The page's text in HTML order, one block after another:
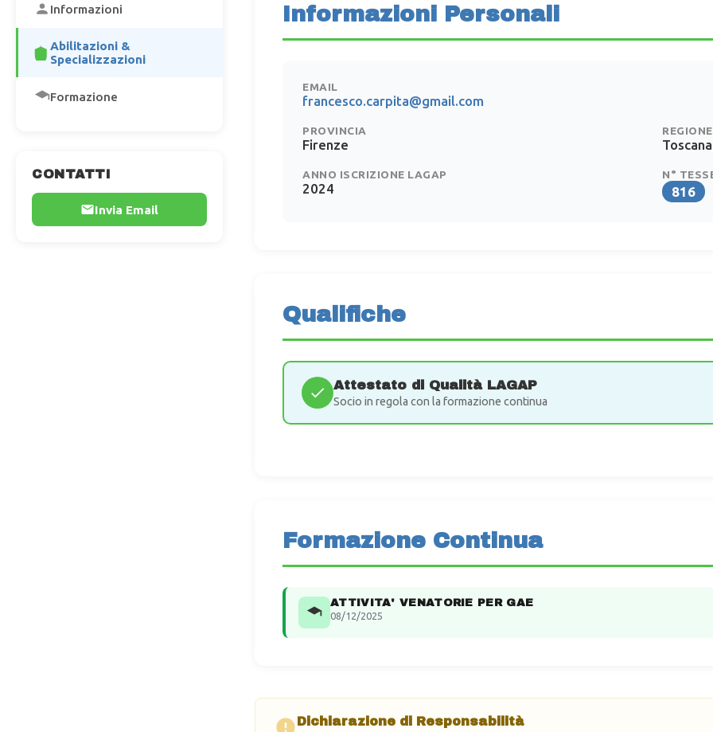
Informazioni
Abilitazioni &
Specializzazioni
Formazione
CONTATTI
Invia Email
Informazioni Personali
EMAIL
francesco.carpita@gmail.com
PROVINCIA
Firenze
REGIONE
Toscana
ANNO ISCRIZIONE LAGAP
2024
N°
816
Qualifiche
Attestato di Qualità LAGAP
Socio in regola con la formazione continua
Formazione Continua
ATTIVITA' VENATORIE PER GAE
08/12/2025
Dichiarazione di Responsabilità